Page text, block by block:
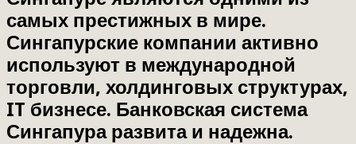
самых престижных в мире.
Сингапурские компании активно
используют в международной
торговли, холдинговых структурах,
IT бизнесе. Банковская система
Сингапура развита и надежна.